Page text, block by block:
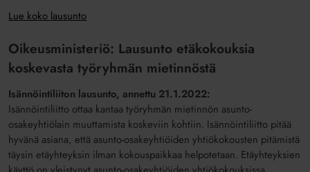
Lue koko lausunto
Oikeusministeriö: Lausunto etäkokouksia
koskevasta työryhmän mietinnöstä
Isännöintiliiton lausunto, annettu 21.1.2022:
Isännöintiliitto ottaa kantaa työryhmän mietinnön asunto-
osakeyhtiölain muuttamista koskeviin kohtiin. Isännöintiliitto pitää
hyvänä asiana, että asunto-osakeyhtiöiden yhtiökokousten pitämistä
täysin etäyhteyksin ilman kokouspaikkaa helpotetaan. Etäyhteyksien